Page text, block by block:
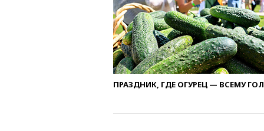
ПРАЗДНИК, ГДЕ ОГУРЕЦ — ВСЕМУ